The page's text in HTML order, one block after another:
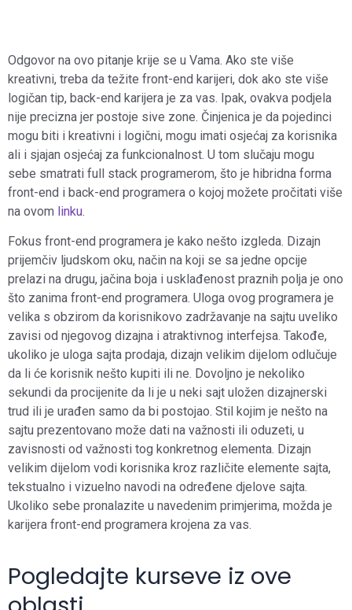
Odgovor na ovo pitanje krije se u Vama. Ako ste više
kreativni, treba da težite front-end karijeri, dok ako ste više
logičan tip, back-end karijera je za vas. Ipak, ovakva podjela
nije precizna jer postoje sive zone. Činjenica je da pojedinci
mogu biti i kreativni i logični, mogu imati osjećaj za korisnika
ali i sjajan osjećaj za funkcionalnost. U tom slučaju mogu
sebe smatrati full stack programerom, što je hibridna forma
front-end i back-end programera o kojoj možete pročitati više
na ovom linku.
Fokus front-end programera je kako nešto izgleda. Dizajn
prijemčiv ljudskom oku, način na koji se sa jedne opcije
prelazi na drugu, jačina boja i usklađenost praznih polja je ono
što zanima front-end programera. Uloga ovog programera je
velika s obzirom da korisnikovo zadržavanje na sajtu uveliko
zavisi od njegovog dizajna i atraktivnog interfejsa. Takođe,
ukoliko je uloga sajta prodaja, dizajn velikim dijelom odlučuje
da li će korisnik nešto kupiti ili ne. Dovoljno je nekoliko
sekundi da procijenite da li je u neki sajt uložen dizajnerski
trud ili je urađen samo da bi postojao. Stil kojim je nešto na
sajtu prezentovano može dati na važnosti ili oduzeti, u
zavisnosti od važnosti tog konkretnog elementa. Dizajn
velikim dijelom vodi korisnika kroz različite elemente sajta,
tekstualno i vizuelno navodi na određene djelove sajta.
Ukoliko sebe pronalazite u navedenim primjerima, možda je
karijera front-end programera krojena za vas.
Pogledajte kurseve iz ove